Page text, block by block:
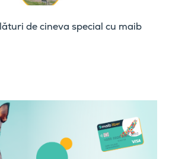
de cineva special cu maib